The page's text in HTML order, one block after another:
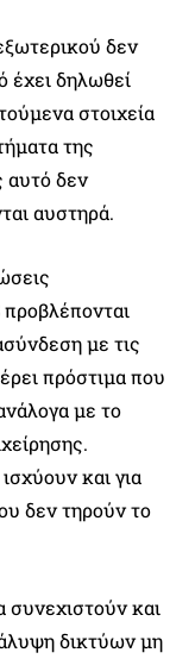
δεν
έχει δηλωθεί
στοιχεία
της
αυτό δεν
αυστηρά.
προβλέπονται
με τις
πρόστιμα που
με το
και για
δεν τηρούν το
συνεχιστούν και
δικτύων μη